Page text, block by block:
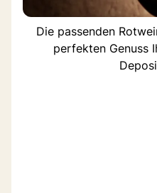
Die passenden
perfekten Genuss